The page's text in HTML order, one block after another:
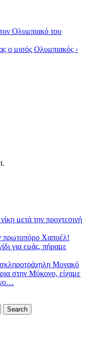
Ολυμπιακό του
ο μισός Ολυμπιακός ›
μετά την προχτεσινή
πρωτοπόρο Χαποέλ!
για εμάς, πήραμε
Μονακό
στην Μύκονο, είχαμε